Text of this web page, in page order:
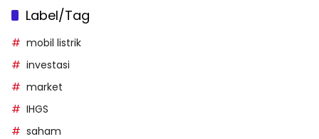
Label/Tag
mobil listrik
investasi
market
IHGS
saham